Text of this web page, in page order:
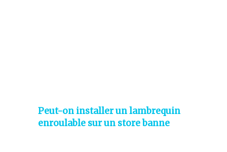
Peut-on installer un lambrequin
enroulable sur un store banne